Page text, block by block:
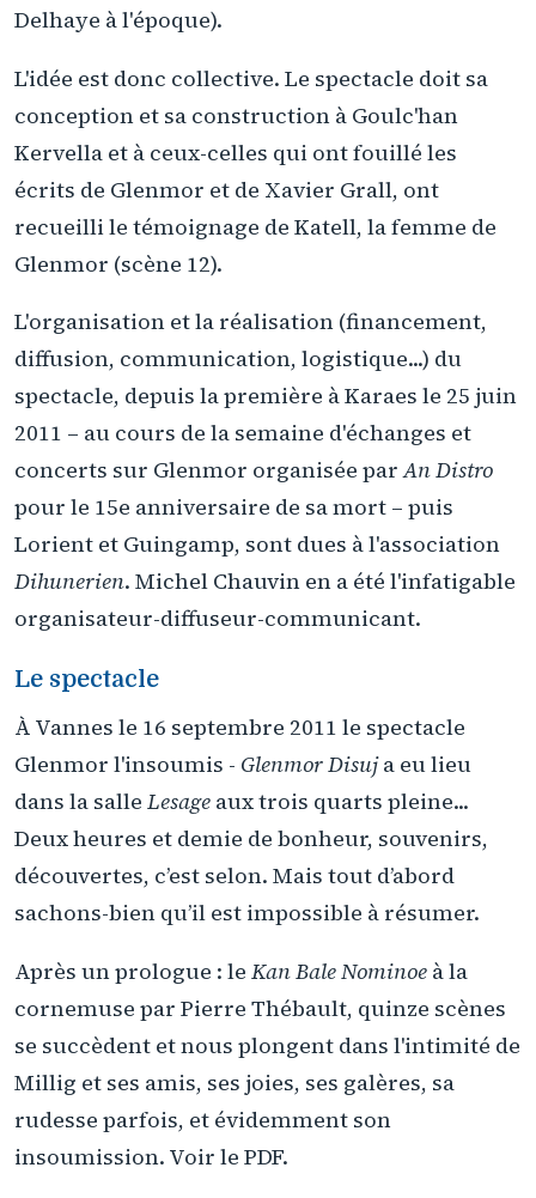
Delhaye à l'époque).
L'idée est donc collective. Le spectacle doit sa
conception et sa construction à Goulc'han
Kervella et à ceux-celles qui ont fouillé les
écrits de Glenmor et de Xavier Grall, ont
recueilli le témoignage de Katell, la femme de
Glenmor (scène 12).
L'organisation et la réalisation (financement,
diffusion, communication, logistique...) du
spectacle, depuis la première à Karaes le 25 juin
2011 – au cours de la semaine d'échanges et
concerts sur Glenmor organisée parAn Distro
pour le 15e anniversaire de sa mort – puis
Lorient et Guingamp, sont dues à l'association
Dihunerien. Michel Chauvin en a été l'infatigable
organisateur-diffuseur-communicant.
Le spectacle
À Vannes le 16 septembre 2011 le spectacle
Glenmor l'insoumis - Glenmor Disuja eu lieu
dans la salle Lesage aux trois quarts pleine...
Deux heures et demie de bonheur, souvenirs,
découvertes, c’est selon. Mais tout d’abord
sachons-bien qu’il est impossible à résumer.
Après un prologue : le Kan Bale Nominoe à la
cornemuse par Pierre Thébault, quinze scènes
se succèdent et nous plongent dans l'intimité de
Millig et ses amis, ses joies, ses galères, sa
rudesse parfois, et évidemment son
insoumission. Voir le PDF.